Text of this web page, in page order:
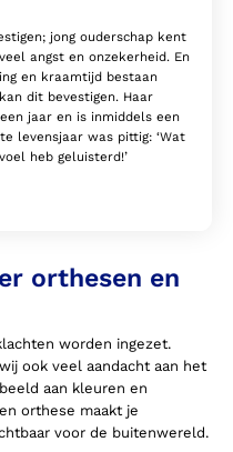
jong ouderschap kent
angst en onzekerheid. En
en kraamtijd bestaan
dit bevestigen. Haar
jaar en is inmiddels een
levensjaar was pittig: ‘Wat
heb geluisterd!’
orthesen en
worden ingezet.
ook veel aandacht aan het
aan kleuren en
orthese maakt je
voor de buitenwereld.